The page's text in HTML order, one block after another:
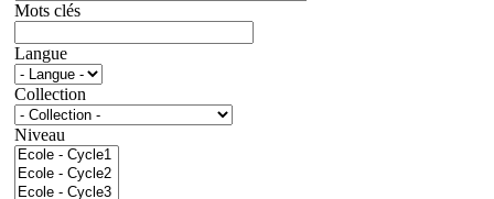
Mots clés
Langue
Collection
Niveau